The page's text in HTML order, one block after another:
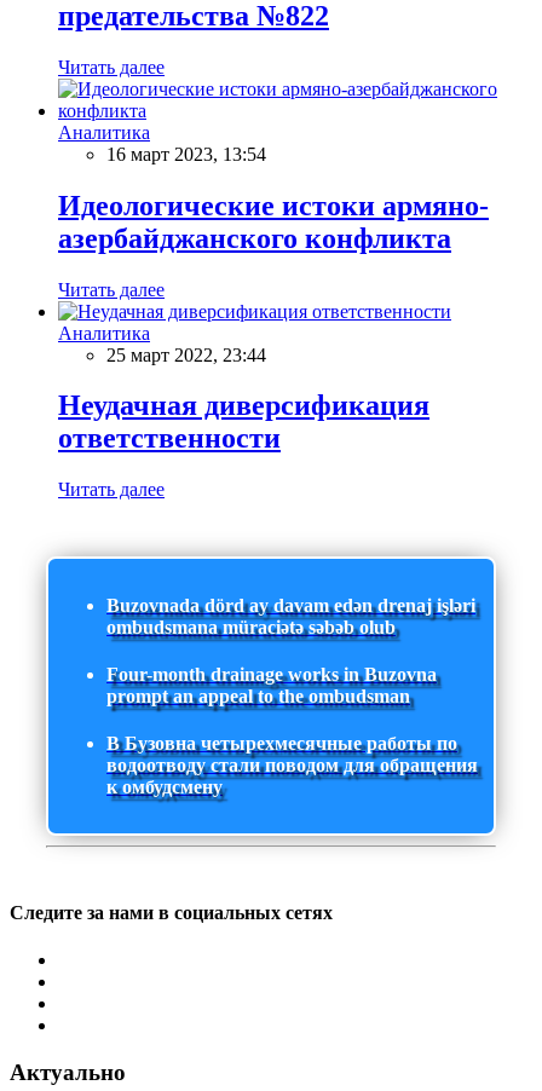
предательства №822
Читать далее
Аналитика
16 март 2023, 13:54
Идеологические истоки армяно-
азербайджанского конфликта
Читать далее
Аналитика
25 март 2022, 23:44
Неудачная диверсификация
ответственности
Читать далее
Buzovnada dörd ay davam edən drenaj işləri
ombudsmana müraciətə səbəb olub
Four-month drainage works in Buzovna
prompt an appeal to the ombudsman
В Бузовна четырехмесячные работы по
водоотводу стали поводом для обращения
к омбудсмену
Следите за нами в социальных сетях
Актуально